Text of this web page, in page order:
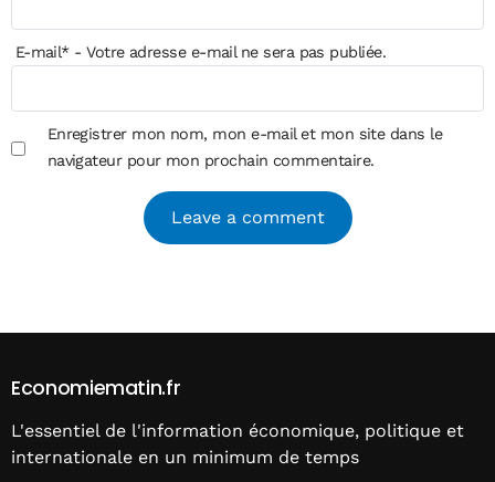
E-mail*- Votre adresse e-mail ne sera pas publiée.
Enregistrer mon nom, mon e-mail et mon site dans le
navigateur pour mon prochain commentaire.
Economiematin.fr
L'essentiel de l'information économique, politique et
internationale en un minimum de temps